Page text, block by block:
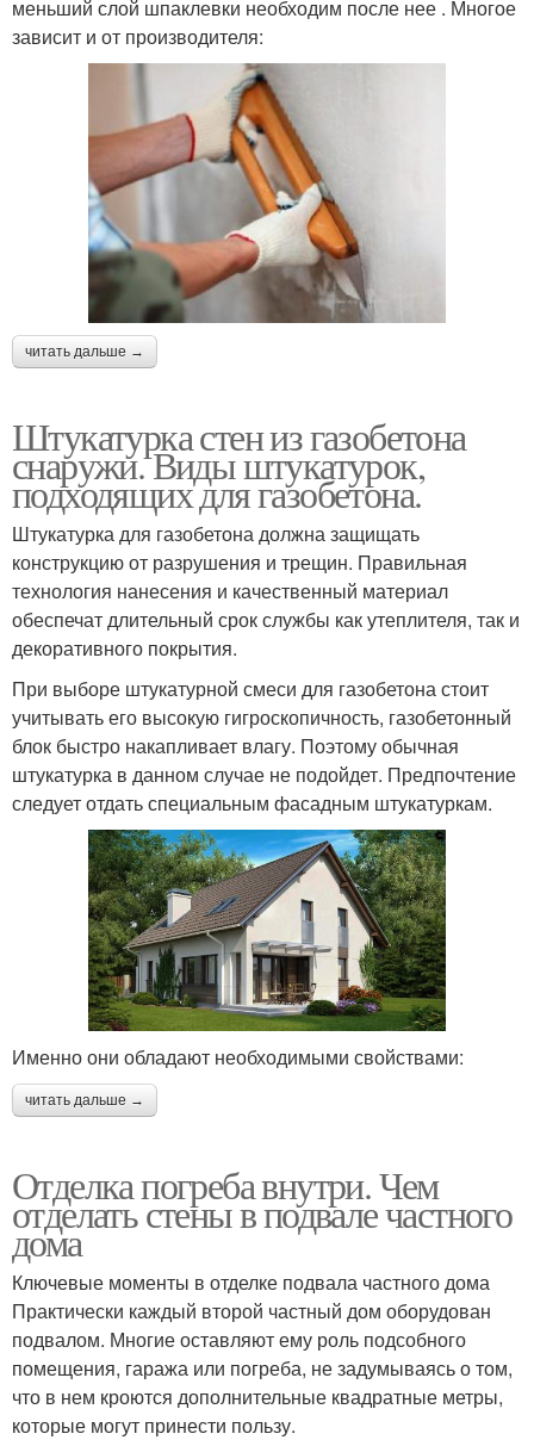
меньший слой шпаклевки необходим после нее . Многое
зависит и от производителя:
читать дальше →
Штукатурка стен из газобетона
снаружи. Виды штукатурок,
подходящих для газобетона.
Штукатурка для газобетона должна защищать
конструкцию от разрушения и трещин. Правильная
технология нанесения и качественный материал
обеспечат длительный срок службы как утеплителя, так и
декоративного покрытия.
При выборе штукатурной смеси для газобетона стоит
учитывать его высокую гигроскопичность, газобетонный
блок быстро накапливает влагу. Поэтому обычная
штукатурка в данном случае не подойдет. Предпочтение
следует отдать специальным фасадным штукатуркам.
Именно они обладают необходимыми свойствами:
читать дальше →
Отделка погреба внутри. Чем
отделать стены в подвале частного
дома
Ключевые моменты в отделке подвала частного дома
Практически каждый второй частный дом оборудован
подвалом. Многие оставляют ему роль подсобного
помещения, гаража или погреба, не задумываясь о том,
что в нем кроются дополнительные квадратные метры,
которые могут принести пользу.